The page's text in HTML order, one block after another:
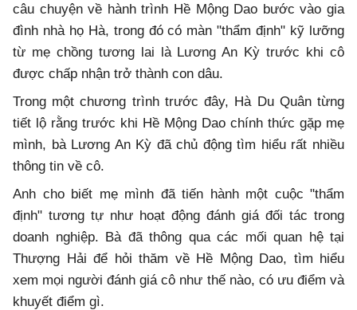
câu chuyện về hành trình Hề Mộng Dao bước vào gia
đình nhà họ Hà, trong đó có màn "thẩm định" kỹ lưỡng
từ mẹ chồng tương lai là Lương An Kỳ trước khi cô
được chấp nhận trở thành con dâu.
Trong một chương trình trước đây, Hà Du Quân từng
tiết lộ rằng trước khi Hề Mộng Dao chính thức gặp mẹ
mình, bà Lương An Kỳ đã chủ động tìm hiểu rất nhiều
thông tin về cô.
Anh cho biết mẹ mình đã tiến hành một cuộc "thẩm
định" tương tự như hoạt động đánh giá đối tác trong
doanh nghiệp. Bà đã thông qua các mối quan hệ tại
Thượng Hải để hỏi thăm về Hề Mộng Dao, tìm hiểu
xem mọi người đánh giá cô như thế nào, có ưu điểm và
khuyết điểm gì.